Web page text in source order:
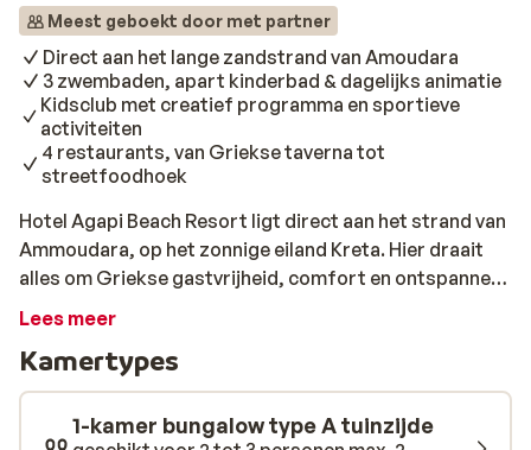
Meest geboekt door met partner
Direct aan het lange zandstrand van Amoudara
3 zwembaden, apart kinderbad & dagelijks animatie
Kidsclub met creatief programma en sportieve
activiteiten
4 restaurants, van Griekse taverna tot
streetfoodhoek
Hotel Agapi Beach Resort ligt direct aan het strand van
Ammoudara, op het zonnige eiland Kreta. Hier draait
alles om Griekse gastvrijheid, comfort en ontspannen
vakantiedagen met lekker eten en leuke activiteiten.
uitgebreide all-inclusive formule hoef je je nergens
zorgen over te maken. De kamers en bungalows zijn
licht en stijlvol ingericht, met veel natuurlijke materialen
Lees meer
Kamertypes
1-kamer bungalow type A tuinzijde